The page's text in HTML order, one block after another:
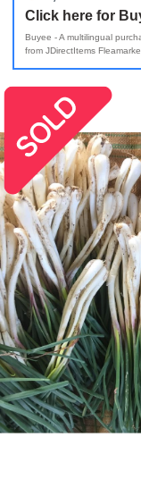
Click here for
Buyee - A multilingual
from JDirectItems